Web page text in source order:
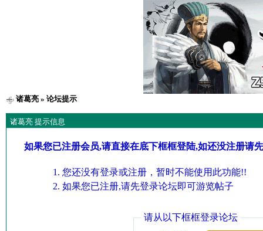
诸葛亮» 论坛提示
诸葛亮 提示信息
如果您已注册会员,请直接在底下框框登陆,如还没注册请
您还没有登录或注册，暂时不能使用此功能!!
如果您已注册,请先登录论坛即可游览帖子
请从以下框框登录论坛